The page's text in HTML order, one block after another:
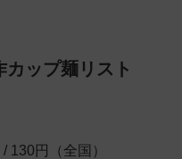
ップ麺リスト
130円（全国）